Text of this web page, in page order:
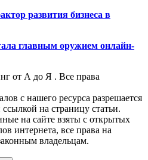
развития бизнеса в
главным оружием онлайн-
от А до Я . Все права
с нашего ресурса разрешается
на страницу статьи.
на сайте взяты с открытых
интернета, все права на
владельцам.